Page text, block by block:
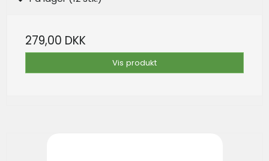
279,00 DKK
Vis produkt